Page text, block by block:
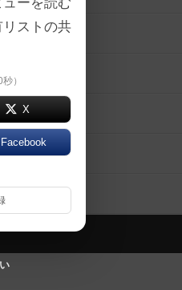
ストの共
）
X
Facebook